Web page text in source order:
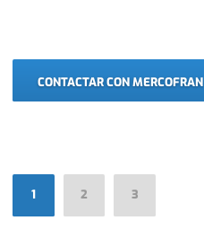
CONTACTAR CON MERCOFRAN
Paginación
de
1 2 3